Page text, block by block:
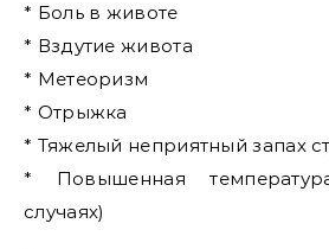
* Боль в животе
* Вздутие живота
* Метеоризм
* Отрыжка
* Тяжелый неприятный запах
* Повышенная
случаях)